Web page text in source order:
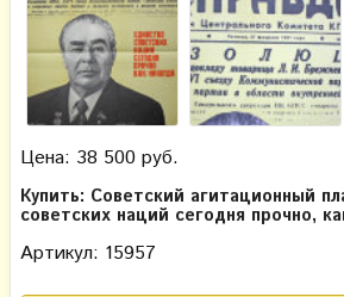
Цена: 38 500 руб.
Купить: Советский агитационный
советских наций сегодня прочно,
Артикул: 15957